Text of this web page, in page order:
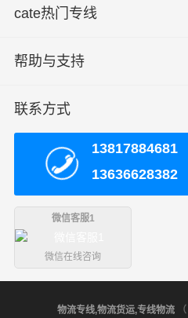
cate热门专线
帮助与支持
联系方式
13817884681
13636628382
微信客服1
微信在线咨询
物流专线,物流货运,专线物流（